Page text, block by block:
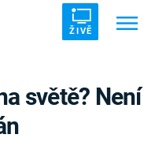
ŽIVĚ
světě? Není